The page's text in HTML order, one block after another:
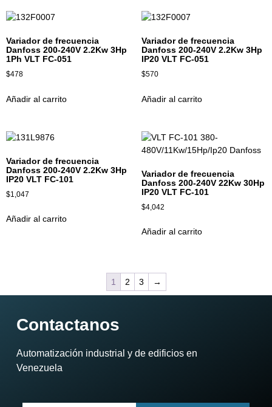
Variador de frecuencia
Danfoss 200-240V 2.2Kw 3Hp
1Ph VLT FC-051
$478
Añadir al carrito
Variador de frecuencia
Danfoss 200-240V 2.2Kw 3Hp
IP20 VLT FC-051
$570
Añadir al carrito
Variador de frecuencia
Danfoss 200-240V 2.2Kw 3Hp
IP20 VLT FC-101
$1,047
Añadir al carrito
Variador de frecuencia
Danfoss 200-240V 22Kw 30Hp
IP20 VLT FC-101
$4,042
Añadir al carrito
1 2 3 →
Contactanos
Automatización industrial y de edificios en
Venezuela​